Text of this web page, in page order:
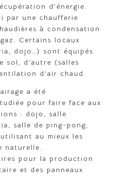
d’énergie.
par une chaufferie
à condensation
Certains locaux
dojo…) sont équipés
sol, d’autre (salles
d’air chaud.
a été
pour faire face aux
: dojo, salle
salle de ping-pong,
au mieux les
naturelle.
pour la production
et des panneaux